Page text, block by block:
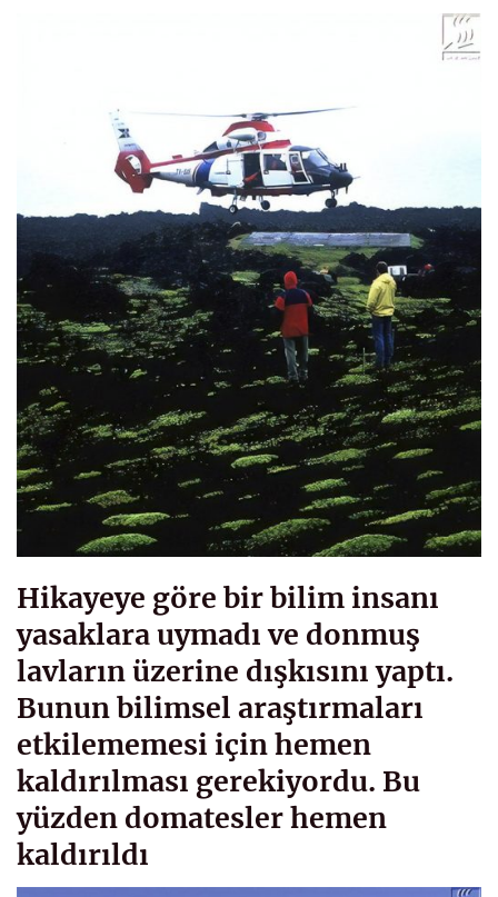
Hikayeye göre bir bilim insanı
yasaklara uymadı ve donmuş
lavların üzerine dışkısını yaptı.
Bunun bilimsel araştırmaları
etkilememesi için hemen
kaldırılması gerekiyordu. Bu
yüzden domatesler hemen
kaldırıldı